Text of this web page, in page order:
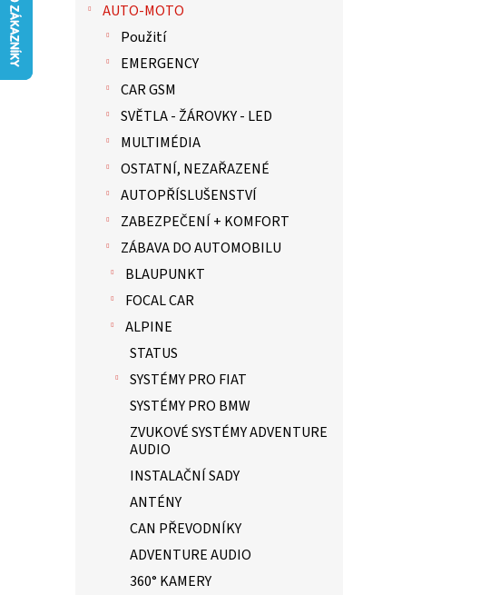
AUTO-MOTO
Použití
EMERGENCY
CAR GSM
SVĚTLA - ŽÁROVKY - LED
MULTIMÉDIA
OSTATNÍ, NEZAŘAZENÉ
AUTOPŘÍSLUŠENSTVÍ
ZABEZPEČENÍ + KOMFORT
ZÁBAVA DO AUTOMOBILU
BLAUPUNKT
FOCAL CAR
ALPINE
STATUS
SYSTÉMY PRO FIAT
SYSTÉMY PRO BMW
ZVUKOVÉ SYSTÉMY ADVENTURE
AUDIO
INSTALAČNÍ SADY
ANTÉNY
CAN PŘEVODNÍKY
ADVENTURE AUDIO
360° KAMERY